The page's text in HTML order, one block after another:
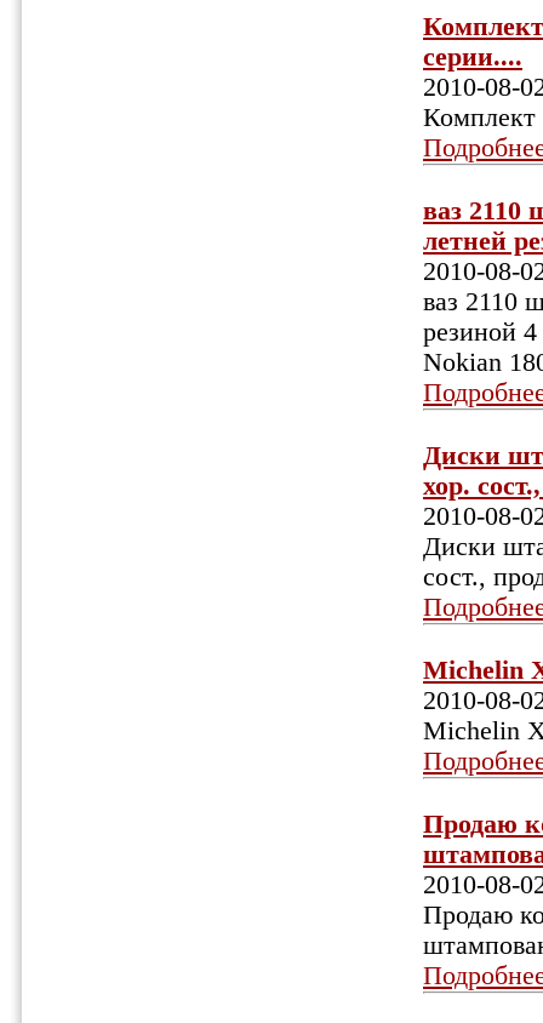
серии....
2010-08-
ваз 2110
летней
2010-08-
ваз 2110
резиной
Nokian
Диски
хор.
2010-08-
Диски
сост.,
Michelin
2010-08-
Michelin
Продаю
2010-08-
Продаю